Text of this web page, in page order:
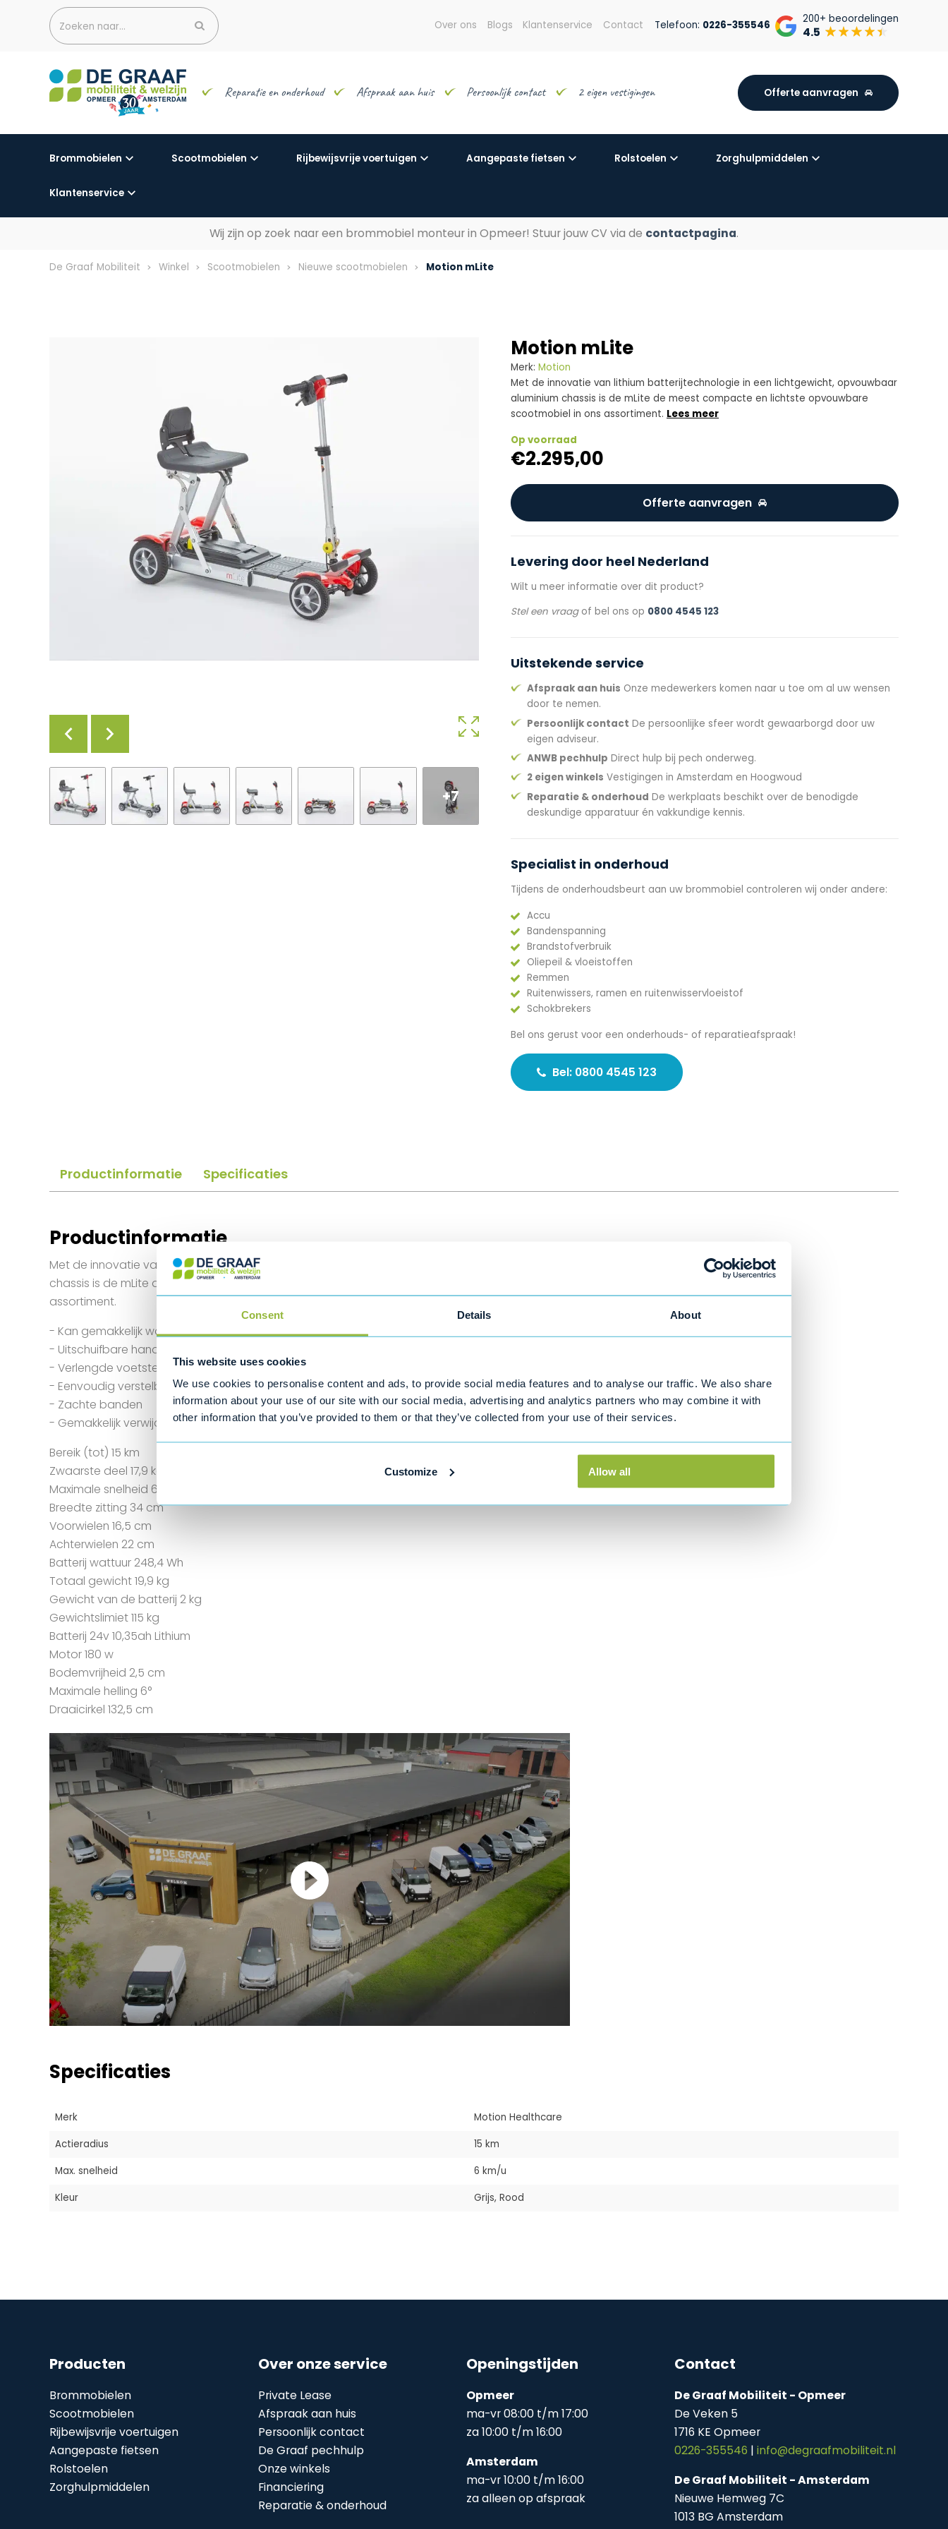
Consent Details About
This website uses cookies
We use cookies to personalise content and ads, to provide social media features and to analyse our traffic. We also share
information about your use of our site with our social media, advertising and analytics partners who may combine it with
other information that you’ve provided to them or that they’ve collected from your use of their services.
Customize Allow all
Zoeken naar... Over ons Blogs Klantenservice Contact Telefoon: 0226-355546 200+ beoordelingen
4.5
Reparatie en onderhoud Afspraak aan huis Persoonlijk contact 2 eigen vestigingen Offerte aanvragen
Brommobielen Scootmobielen Rijbewijsvrije voertuigen Aangepaste fietsen Rolstoelen Zorghulpmiddelen
Klantenservice
Wij zijn op zoek naar een brommobiel monteur in Opmeer! Stuur jouw CV via de contactpagina.
De Graaf Mobiliteit Winkel Scootmobielen Nieuwe scootmobielen Motion mLite
+7
Motion mLite
Merk: Motion
Met de innovatie van lithium batterijtechnologie in een lichtgewicht, opvouwbaar
aluminium chassis is de mLite de meest compacte en lichtste opvouwbare
scootmobiel in ons assortiment. Lees meer
Op voorraad
€2.295,00
Offerte aanvragen
Levering door heel Nederland
Wilt u meer informatie over dit product?
Stel een vraag of bel ons op 0800 4545 123
Uitstekende service
Afspraak aan huis Onze medewerkers komen naar u toe om al uw wensen
door te nemen.
Persoonlijk contact De persoonlijke sfeer wordt gewaarborgd door uw
eigen adviseur.
ANWB pechhulp Direct hulp bij pech onderweg.
2 eigen winkels Vestigingen in Amsterdam en Hoogwoud
Reparatie & onderhoud De werkplaats beschikt over de benodigde
deskundige apparatuur én vakkundige kennis.
Specialist in onderhoud
Tijdens de onderhoudsbeurt aan uw brommobiel controleren wij onder andere:
Accu
Bandenspanning
Brandstofverbruik
Oliepeil & vloeistoffen
Remmen
Ruitenwissers, ramen en ruitenwisservloeistof
Schokbrekers
Bel ons gerust voor een onderhouds- of reparatieafspraak!
Bel: 0800 4545 123
Productinformatie Specificaties
Productinformatie
Met de innovatie van lithium batterijtechnologie in een lichtgewicht, opvouwbaar aluminium
chassis is de mLite de meest compacte en lichtste opvouwbare scootmobiel in ons
assortiment.
- Kan gemakkelijk worden opgevouwen
- Uitschuifbare handgreep voor eenvoudig transport
- Verlengde voetsteunen
- Eenvoudig verstelbaar stuur
- Zachte banden
- Gemakkelijk verwijderbare batterij
Bereik (tot) 15 km
Zwaarste deel 17,9 kg
Maximale snelheid 6 km/u
Breedte zitting 34 cm
Voorwielen 16,5 cm
Achterwielen 22 cm
Batterij wattuur 248,4 Wh
Totaal gewicht 19,9 kg
Gewicht van de batterij 2 kg
Gewichtslimiet 115 kg
Batterij 24v 10,35ah Lithium
Motor 180 w
Bodemvrijheid 2,5 cm
Maximale helling 6°
Draaicirkel 132,5 cm
Specificaties
Merk
Motion Healthcare
Actieradius
15 km
Max. snelheid
6 km/u
Kleur
Grijs, Rood
Producten
Brommobielen
Scootmobielen
Rijbewijsvrije voertuigen
Aangepaste fietsen
Rolstoelen
Zorghulpmiddelen
Over onze service
Private Lease
Afspraak aan huis
Persoonlijk contact
De Graaf pechhulp
Onze winkels
Financiering
Reparatie & onderhoud
Openingstijden
Opmeer
ma-vr 08:00 t/m 17:00
za 10:00 t/m 16:00
Amsterdam
ma-vr 10:00 t/m 16:00
za alleen op afspraak
Contact
De Graaf Mobiliteit - Opmeer
De Veken 5
1716 KE Opmeer
0226-355546 | info@degraafmobiliteit.nl
De Graaf Mobiliteit - Amsterdam
Nieuwe Hemweg 7C
1013 BG Amsterdam